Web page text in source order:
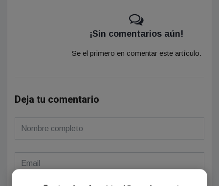
¡Sin comentarios aún!
Se el primero en comentar este artículo.
Deja tu comentario